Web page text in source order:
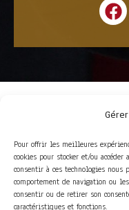
Pour offrir les meilleures
cookies pour stocker et/ou
consentir à ces technologies
comportement de navigation ou
consentir ou de retirer son
caractéristiques et fonctions.
ACCÈS RAPIDE